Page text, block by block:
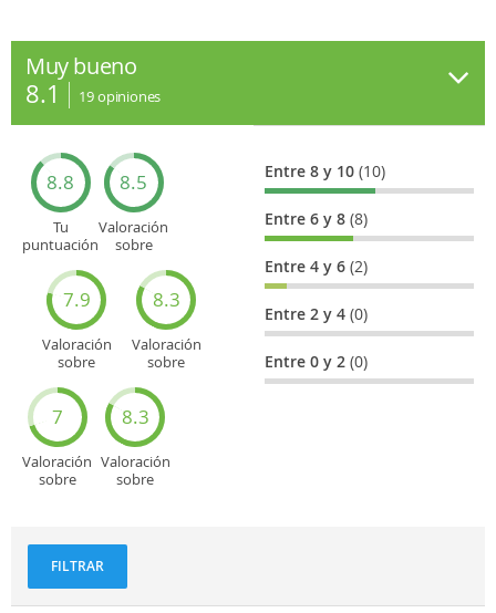
Muy bueno
8.1 19opiniones
8.8
Tu
puntuación
8.5
Valoración
sobre
7.9
Valoración
sobre
8.3
Valoración
sobre
turísticos
7
Valoración
sobre
8.3
Valoración
sobre
Entre 8 y 10(10)
Entre 6 y 8(8)
Entre 4 y 6(2)
Entre 2 y 4(0)
Entre 0 y 2(0)
FILTRAR